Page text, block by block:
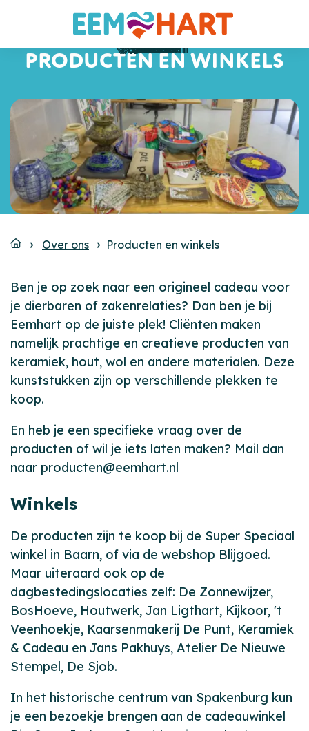
PRODUCTEN EN WINKELS
Over ons Producten en winkels
Ben je op zoek naar een origineel cadeau voor
je dierbaren of zakenrelaties? Dan ben je bij
Eemhart op de juiste plek! Cliënten maken
namelijk prachtige en creatieve producten van
keramiek, hout, wol en andere materialen. Deze
kunststukken zijn op verschillende plekken te
koop.
En heb je een specifieke vraag over de
producten of wil je iets laten maken? Mail dan
naar producten@eemhart.nl
Winkels
De producten zijn te koop bij de Super Speciaal
winkel in Baarn, of via de webshop Blijgoed.
Maar uiteraard ook op de
dagbestedingslocaties zelf: De Zonnewijzer,
BosHoeve, Houtwerk, Jan Ligthart, Kijkoor, 't
Veenhoekje, Kaarsenmakerij De Punt, Keramiek
& Cadeau en Jans Pakhuys, Atelier De Nieuwe
Stempel, De Sjob.
In het historische centrum van Spakenburg kun
je een bezoekje brengen aan de cadeauwinkel
Baarn
Baarn
Eemnes
Laren
Baarn
Bunschoten
Eemnes
Bussum
Hilversum
Baarn
Baarn
Soest
Baarn
Vinkeveen
Soest
Amersfoort